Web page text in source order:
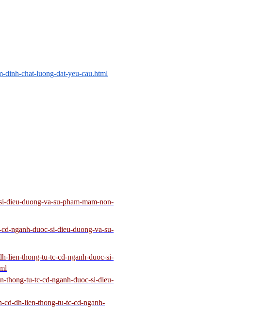
dinh-chat-luong-dat-yeu-cau.html
dieu-duong-va-su-pham-mam-non-
nganh-duoc-si-dieu-duong-va-su-
lien-thong-tu-tc-cd-nganh-duoc-si-
thong-tu-tc-cd-nganh-duoc-si-dieu-
cd-dh-lien-thong-tu-tc-cd-nganh-